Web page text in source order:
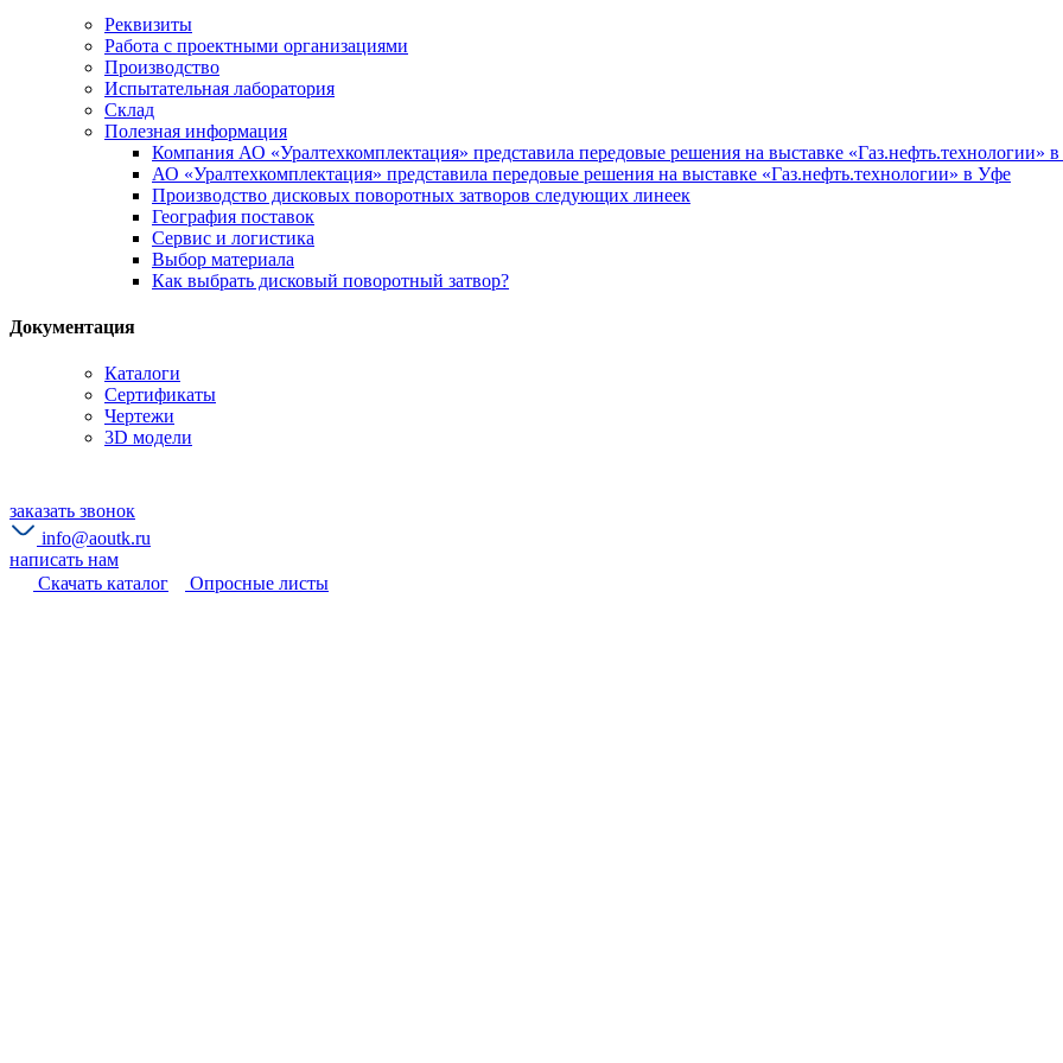
Реквизиты
Работа с проектными организациями
Производство
Испытательная лаборатория
Склад
Полезная информация
Компания АО «Уралтехкомплектация» представила передовые решения на выставке «Газ.нефть.технологии»
АО «Уралтехкомплектация» представила передовые решения на выставке «Газ.нефть.технологии» в Уфе
Производство дисковых поворотных затворов следующих линеек
География поставок
Сервис и логистика
Выбор материала
Как выбрать дисковый поворотный затвор?
Документация
Каталоги
Сертификаты
Чертежи
3D модели
заказать звонок
info@aoutk.ru
написать нам
Cкачать каталог
Опросные листы